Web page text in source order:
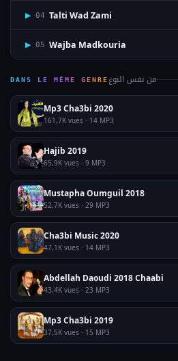
▶ 04 Talti Wad Zami
▶ 05 Wajba Madkouria
DANS LE MÊME GENRE من نفس النوع
Mp3 Cha3bi 2020
161,7K vues · 14 MP3
Hajib 2019
65,9K vues · 9 MP3
Mustapha Oumguil 2018
52,7K vues · 29 MP3
Cha3bi Music 2020
47,1K vues · 14 MP3
Abdellah Daoudi 2018 Chaabi
43,4K vues · 23 MP3
Mp3 Cha3bi 2019
37,5K vues · 15 MP3